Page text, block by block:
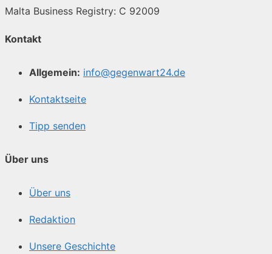
Malta Business Registry: C 92009
Kontakt
Allgemein: info@gegenwart24.de
Kontaktseite
Tipp senden
Über uns
Über uns
Redaktion
Unsere Geschichte